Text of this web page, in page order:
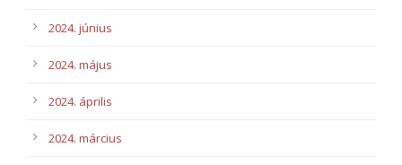
2024. június
2024. május
2024. április
2024. március